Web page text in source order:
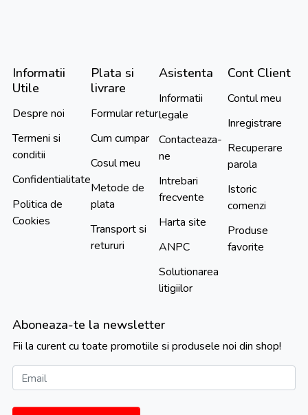
Informatii
Utile
Despre noi
Termeni si
conditii
Confidentialitate
Politica de
Cookies
Plata si
livrare
Formular retur
Cum cumpar
Cosul meu
Metode de
plata
Transport si
retururi
Asistenta
Informatii
legale
Contacteaza-
ne
Intrebari
frecvente
Harta site
ANPC
Solutionarea
litigiilor
Cont Client
Contul meu
Inregistrare
Recuperare
parola
Istoric
comenzi
Produse
favorite
Aboneaza-te la newsletter
Fii la curent cu toate promotiile si produsele noi din shop!
Email